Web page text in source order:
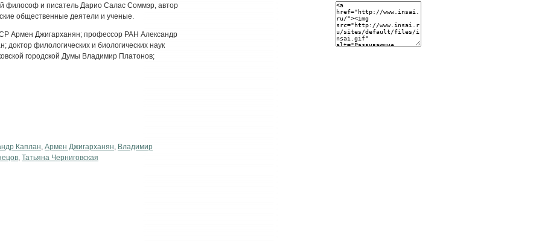
философ и писатель Дарио Салас Соммэр, автор
общественные деятели и ученые.
Армен Джигарханян; профессор РАН Александр
филологических и биологических наук
городской Думы Владимир Платонов;
Каплан Армен Джигарханян Владимир
Татьяна Черниговская